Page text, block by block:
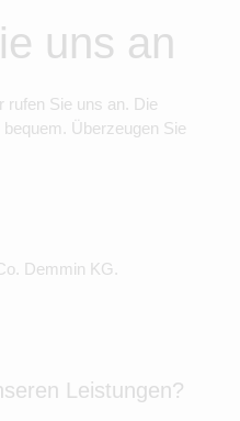
uns an
rufen Sie uns an. Die
Überzeugen Sie
Demmin KG.
Leistungen?